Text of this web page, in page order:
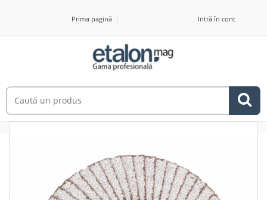
Prima pagină Intră în cont